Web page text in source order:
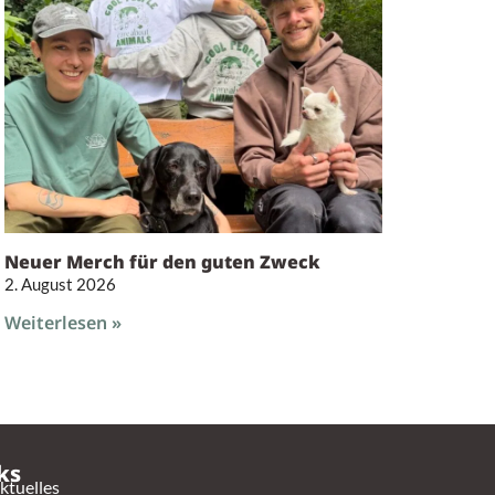
Neuer Merch für den guten Zweck
2. August 2026
Weiterlesen »